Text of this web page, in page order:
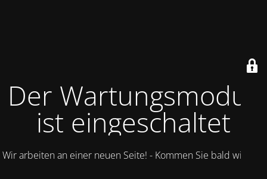
Der Wartungsmodus
ist eingeschaltet
Wir arbeiten an einer neuen Seite! - Kommen Sie bald wieder.